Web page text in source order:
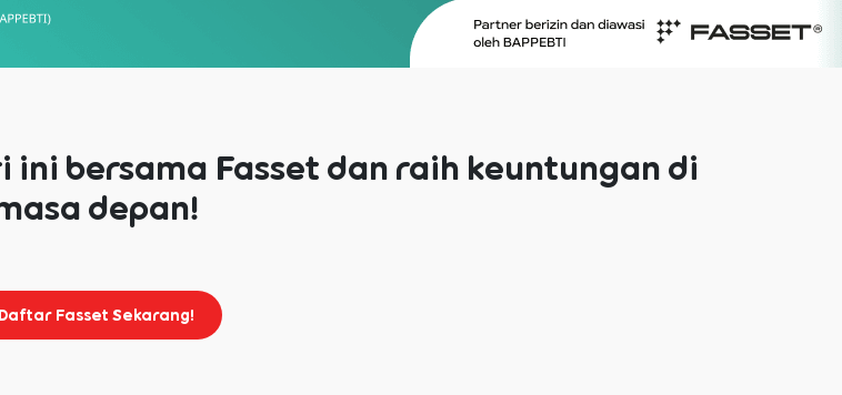
bersama Fasset dan raih keuntungan di
depan!
Daftar Fasset Sekarang!